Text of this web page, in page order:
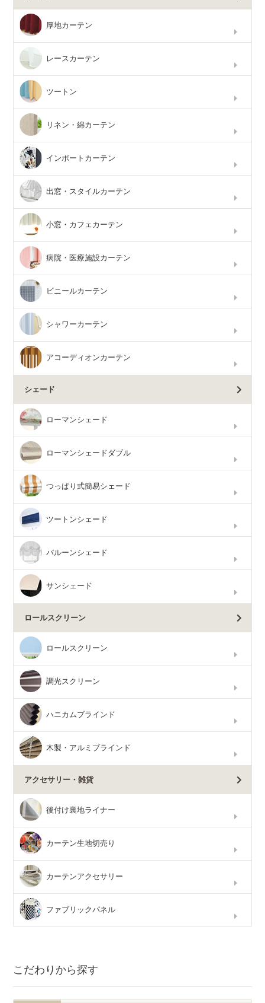
厚地カーテン
レースカーテン
ツートン
リネン・綿カーテン
インポートカーテン
出窓・スタイルカーテン
小窓・カフェカーテン
病院・医療施設カーテン
ビニールカーテン
シャワーカーテン
アコーディオンカーテン
シェード
ローマンシェード
ローマンシェードダブル
つっぱり式簡易シェード
ツートンシェード
バルーンシェード
サンシェード
ロールスクリーン
ロールスクリーン
調光スクリーン
ハニカムブラインド
木製・アルミブラインド
アクセサリー・雑貨
後付け裏地ライナー
カーテン生地切売り
カーテンアクセサリー
ファブリックパネル
こだわりから探す